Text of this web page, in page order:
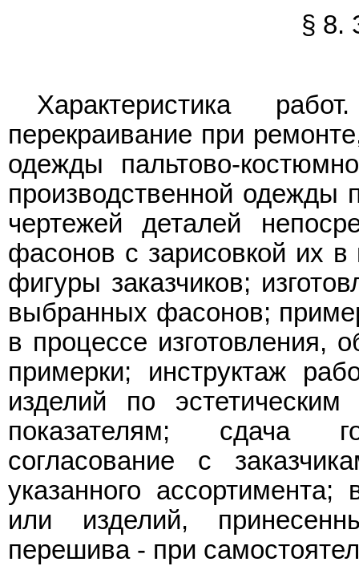
§ 8.
Характеристика
перекраивание при
одежды пальтово-
производственной одежды
чертежей деталей
фасонов с зарисовкой их в
фигуры заказчиков;
выбранных фасонов;
в процессе изготовления,
примерки; инструктаж
изделий по эстетическим
показателям; сдача
согласование с
указанного
или изделий,
перешива - при